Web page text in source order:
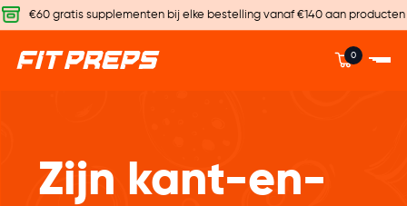
€60 gratis supplementen bij elke bestelling vanaf €140 aan producten
0
Zijn kant-en-